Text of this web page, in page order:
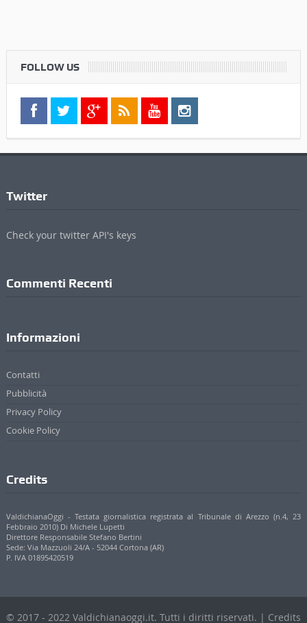
FOLLOW US
Twitter
Check your twitter API's keys
Commenti Recenti
Informazioni
Contatti
Pubblicità
Privacy Policy
Cookie Policy
Credits
ValdichianaOggi - Testata giornalistica registrata al Tribunale di Arezzo (n.4, 23
Febbraio 2010) Di Michele Lupetti
Direttore Responsabile Stefano Bertini
Sede: Via Mazzuoli 24/A - 52044 Cortona (AR)
P. IVA 01895420519
© 2017 - 2022 Valdichianaoggi.it. Tutti i diritti riservati. | Credits